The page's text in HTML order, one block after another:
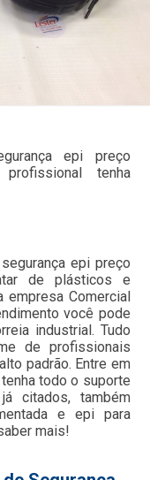
epi preço
tenha
epi preço
de plásticos e
empresa Comercial
você pode
industrial. Tudo
de profissionais
padrão. Entre em
todo o suporte
citados, também
e epi para
mais!